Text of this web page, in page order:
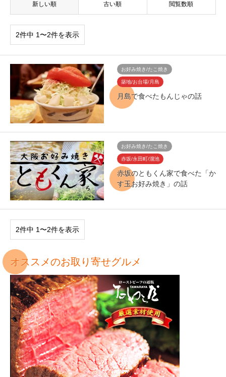
新しい順 古い順 閲覧数順
2件中 1〜2件を表示
お好み焼き/たこ焼き
築地/お台場/月島
月島で食べたもんじゃの話
お好み焼き/たこ焼き
赤坂/永田町/溜池
赤坂のともくん家で食べた「か
す玉お好み焼き」の話
2件中 1〜2件を表示
オススメのお取り寄せグルメ